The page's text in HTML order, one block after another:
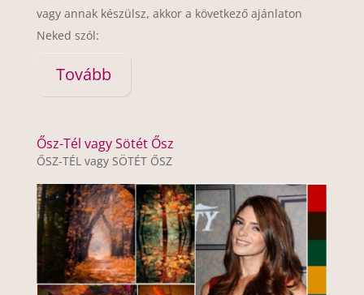
vagy annak készülsz, akkor a következő ajánlaton
Neked szól:
Tovább
Ősz-Tél vagy Sötét Ősz
ŐSZ-TÉL vagy SÖTÉT ŐSZ